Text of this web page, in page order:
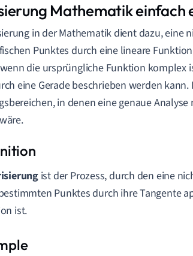
Mathematik einfach
in der Mathematik dient dazu, eine
Punktes durch eine lineare
die ursprüngliche Funktion komplex
eine Gerade beschrieben werden
in denen eine genaue
ist der Prozess, durch den eine
Punktes durch ihre Tangente
ist.